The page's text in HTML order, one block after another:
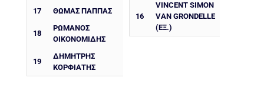
17
ΘΩΜΑΣ ΠΑΠΠΆΣ
18
ΡΩΜΑΝΌΣ
ΟΙΚΟΝΟΜΊΔΗΣ
19
ΔΗΜΗΤΡΗΣ
ΚΟΡΦΙΑΤΗΣ
16
VINCENT SIMON
VAN GRONDELLE
(ΕΞ.)